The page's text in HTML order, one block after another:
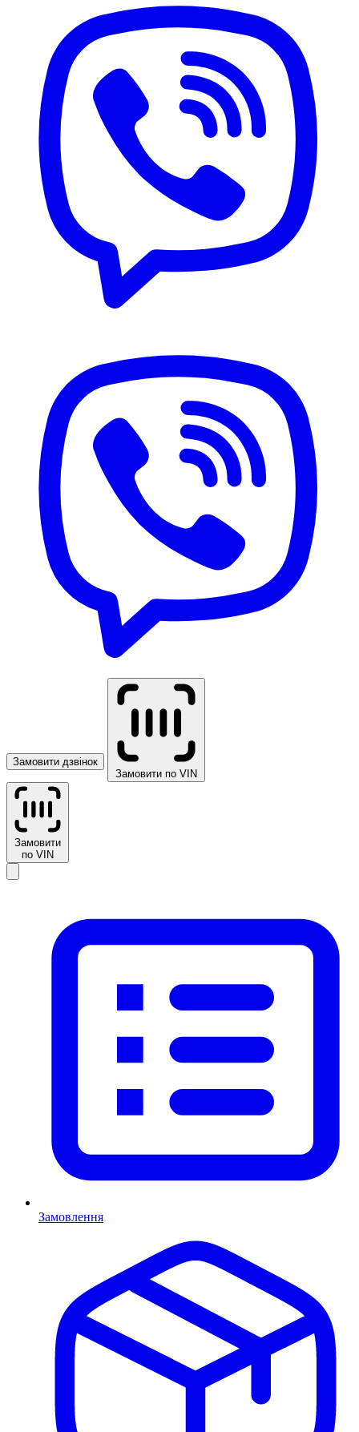
Замовити дзвінок
Замовити по VIN
Замовити
по VIN
Замовлення